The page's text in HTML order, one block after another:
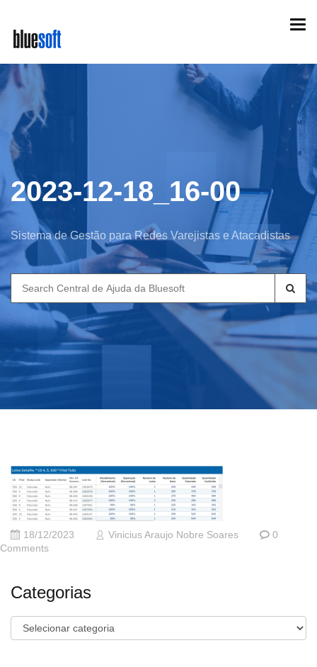
main
content
2023-12-18_16-00
Sistema de Gestão para Redes Varejistas e Atacadistas
Search
for:
18/12/2023 Vinicius Araujo Nobre Soares
0
Comments
Categorias
Categorias